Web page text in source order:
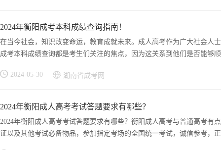
2024年衡阳成考本科成绩查询指南！
在当今社会，知识改变命运，教育成就未来。成人高考作为广大社会人
成考本科成绩查询都是考生们关注的焦点，因为这关系到他们是否能够
2024-05-30 湖南省成考网
2024年衡阳成人高考考试答题要求有哪些？
2024年衡阳成人高考考试答题要求有哪些？衡阳成人高考与普通高考
证以及其他考试必备物品，参加指定考场的全国统一考试，诚信参考，